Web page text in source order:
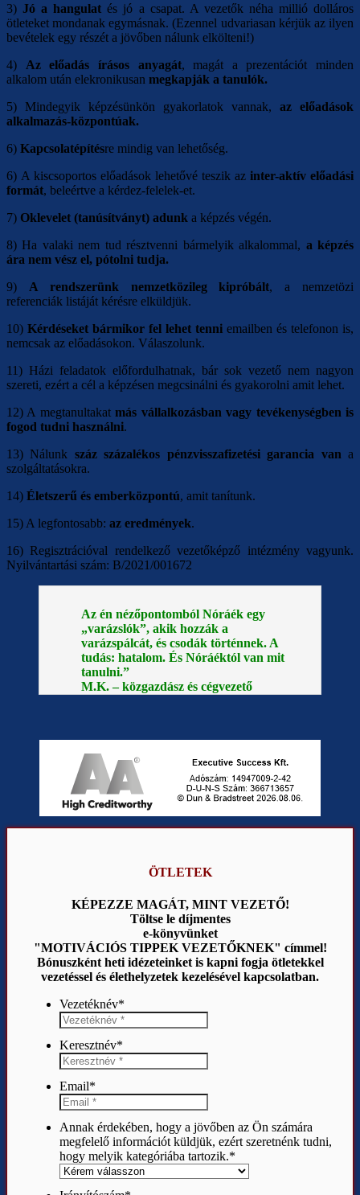
3)Jó a hangulat és jó a csapat. A vezetők néha millió dolláros
ötleteket mondanak egymásnak. (Ezennel udvariasan kérjük az ilyen
bevételek egy részét a jövőben nálunk elkölteni!)
4) Az előadás írásos anyagát, magát a prezentációt minden
alkalom után elekronikusan megkapják a tanulók.
5) Mindegyik képzésünkön gyakorlatok vannak, az előadások
alkalmazás-központúak.
6) Kapcsolatépítésre mindig van lehetőség.
6) A kiscsoportos előadások lehetővé teszik az inter-aktív előadási
formát, beleértve a kérdez-felelek-et.
7) Oklevelet (tanúsítványt) adunk a képzés végén.
8) Ha valaki nem tud résztvenni bármelyik alkalommal, a képzés
ára nem vész el, pótolni tudja.
9) A rendszerünk nemzetközileg kipróbált, a nemzetözi
referenciák listáját kérésre elküldjük.
10) Kérdéseket bármikor fel lehet tenni emailben és telefonon is,
nemcsak az előadásokon. Válaszolunk.
11) Házi feladatok előfordulhatnak, bár sok vezető nem nagyon
szereti, ezért a cél a képzésen megcsinálni és gyakorolni amit lehet.
12) A megtanultakatmás vállalkozásban vagy tevékenységben is
fogod tudni használni.
13) Nálunk száz százalékos pénzvisszafizetési garancia van a
szolgáltatásokra.
14) Életszerű és emberközpontú, amit tanítunk.
15) A legfontosabb: az eredmények.
16) Regisztrációval rendelkező vezetőképző intézmény vagyunk.
Nyilvántartási szám: B/2021/001672
Az én nézőpontomból Nóráék egy
„varázslók”, akik hozzák a
varázspálcát, és csodák történnek. A
tudás: hatalom. És Nóráéktól van mit
tanulni.”
M.K. – közgazdász és cégvezető
ÖTLETEK
KÉPEZZE MAGÁT, MINT VEZETŐ!
Töltse le díjmentes
e-könyvünket
"MOTIVÁCIÓS TIPPEK VEZETŐKNEK" címmel!
Bónuszként heti idézeteinket is kapni fogja ötletekkel
vezetéssel és élethelyzetek kezelésével kapcsolatban.
Vezetéknév*
Keresztnév*
Email*
Annak érdekében, hogy a jövőben az Ön számára
megfelelő információt küldjük, ezért szeretnénk tudni,
hogy melyik kategóriába tartozik.*